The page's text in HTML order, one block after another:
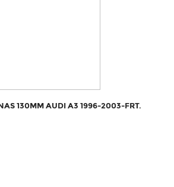
130MM AUDI A3 1996-2003-FRT.